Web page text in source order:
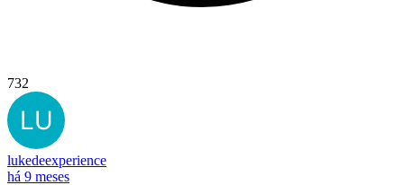
732
lukedeexperience
há 9 meses